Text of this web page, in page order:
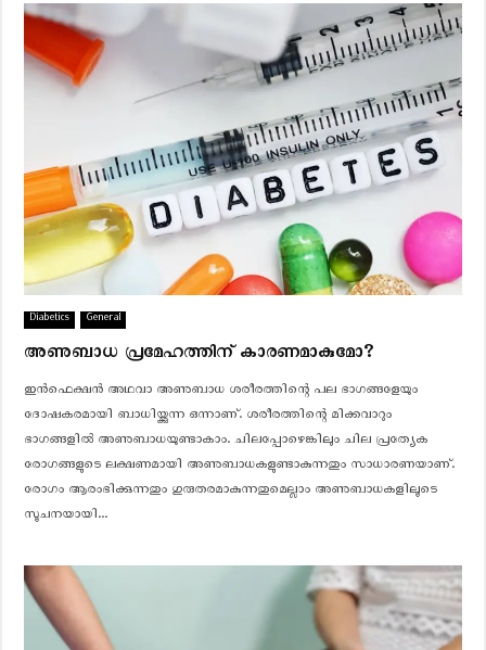
Diabetics General
അണുബാധ പ്രമേഹത്തിന് കാരണമാകുമോ?
ഇൻഫെക്ഷൻ അഥവാ അണുബാധ ശരീരത്തിന്റെ പല ഭാഗങ്ങളേയും
ദോഷകരമായി ബാധിയ്ക്കുന്ന ഒന്നാണ്. ശരീരത്തിന്റെ മിക്കവാറും
ഭാഗങ്ങളിൽ അണുബാധയുണ്ടാകാം. ചിലപ്പോഴെങ്കിലും ചില പ്രത്യേക
രോഗങ്ങളുടെ ലക്ഷണമായി അണുബാധകളുണ്ടാകുന്നതും സാധാരണയാണ്.
രോഗം ആരംഭിക്കുന്നതും ഗുരുതരമാകുന്നതുമെല്ലാം അണുബാധകളിലൂടെ
സൂചനയായി...